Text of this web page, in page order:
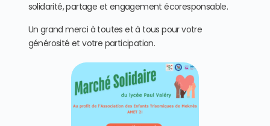
solidarité, partage et engagement écoresponsable.
Un grand merci à toutes et à tous pour votre
générosité et votre participation.